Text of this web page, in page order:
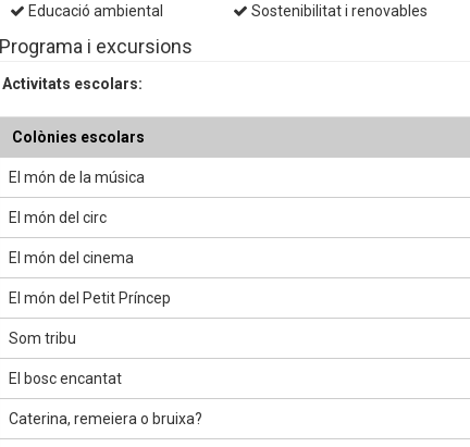
Educació ambiental
Sostenibilitat i renovables
Programa i excursions
Activitats escolars:
Colònies escolars
El món de la música
El món del circ
El món del cinema
El món del Petit Príncep
Som tribu
El bosc encantat
Caterina, remeiera o bruixa?